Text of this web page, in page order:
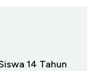
14 Tahun